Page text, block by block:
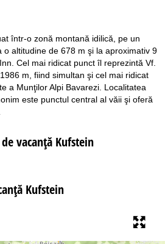
într-o zonă montană idilică, pe un
o altitudine de 678 m şi la aproximativ 9
Cel mai ridicat punct îl reprezintă Vf.
m, fiind simultan şi cel mai ridicat
a Munţilor Alpi Bavarezi. Localitatea
este punctul central al văii şi oferă
vacanță Kufstein
Kufstein